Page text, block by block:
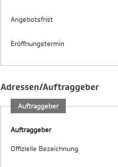
Angebotsfrist
Eröffnungstermin
Adressen/Auftraggeber
Auftraggeber
Auftraggeber
Offizielle Bezeichnung